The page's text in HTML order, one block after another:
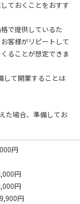
ておくことをおすす
で提供しているた
客様がリピートして
ることが想定できま
して開業することは
た場合、準備してお
円
円
円
円